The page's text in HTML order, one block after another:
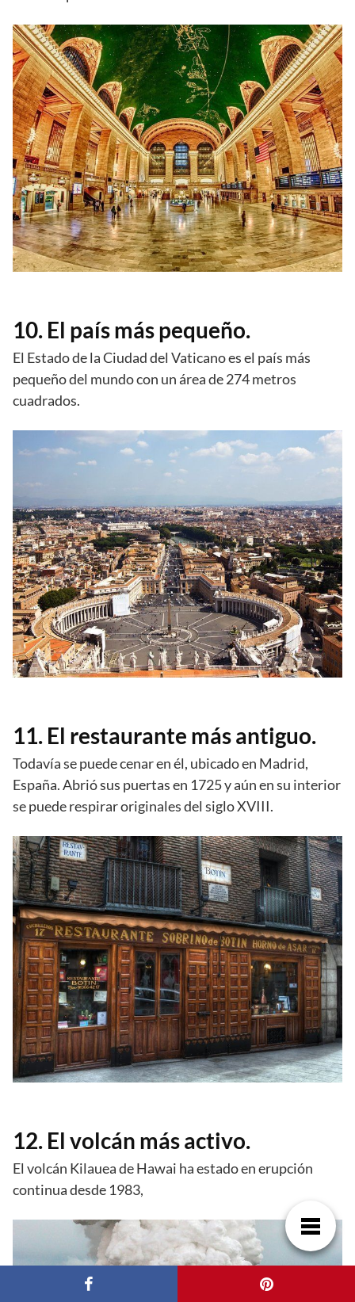
10. El país más pequeño.
El Estado de la Ciudad del Vaticano es el país más
pequeño del mundo con un área de 274 metros
cuadrados.
11. El restaurante más antiguo.
Todavía se puede cenar en él, ubicado en Madrid,
España. Abrió sus puertas en 1725 y aún en su interior
se puede respirar originales del siglo XVIII.
12. El volcán más activo.
El volcán Kilauea de Hawai ha estado en erupción
continua desde 1983,